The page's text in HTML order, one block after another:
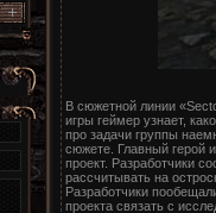
В сюжетной линии
игры геймер узнает,
про задачи группы
сюжете. Главный герой
проект. Разработчики
рассчитывать на
Разработчики
проекта связать с